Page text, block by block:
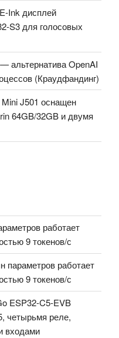
Ink дисплей
S3 для голосовых
альтернатива OpenAI
(Краудфандинг)
J501 оснащен
64GB/32GB и двумя
работает
9 токенов/с
параметров работает
9 токенов/с
ESP32-C5-EVB
четырьмя реле,
входами